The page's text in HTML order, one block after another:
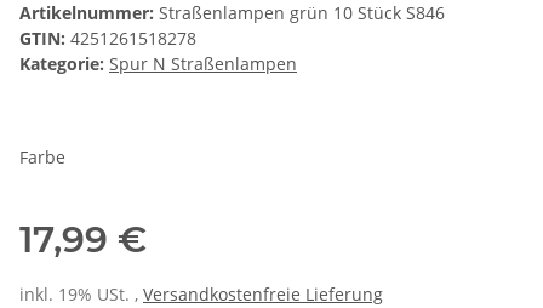
Artikelnummer: Straßenlampen grün 10 Stück S846
GTIN: 4251261518278
Kategorie: Spur N Straßenlampen
Farbe
17,99 €
inkl. 19% USt. , Versandkostenfreie Lieferung